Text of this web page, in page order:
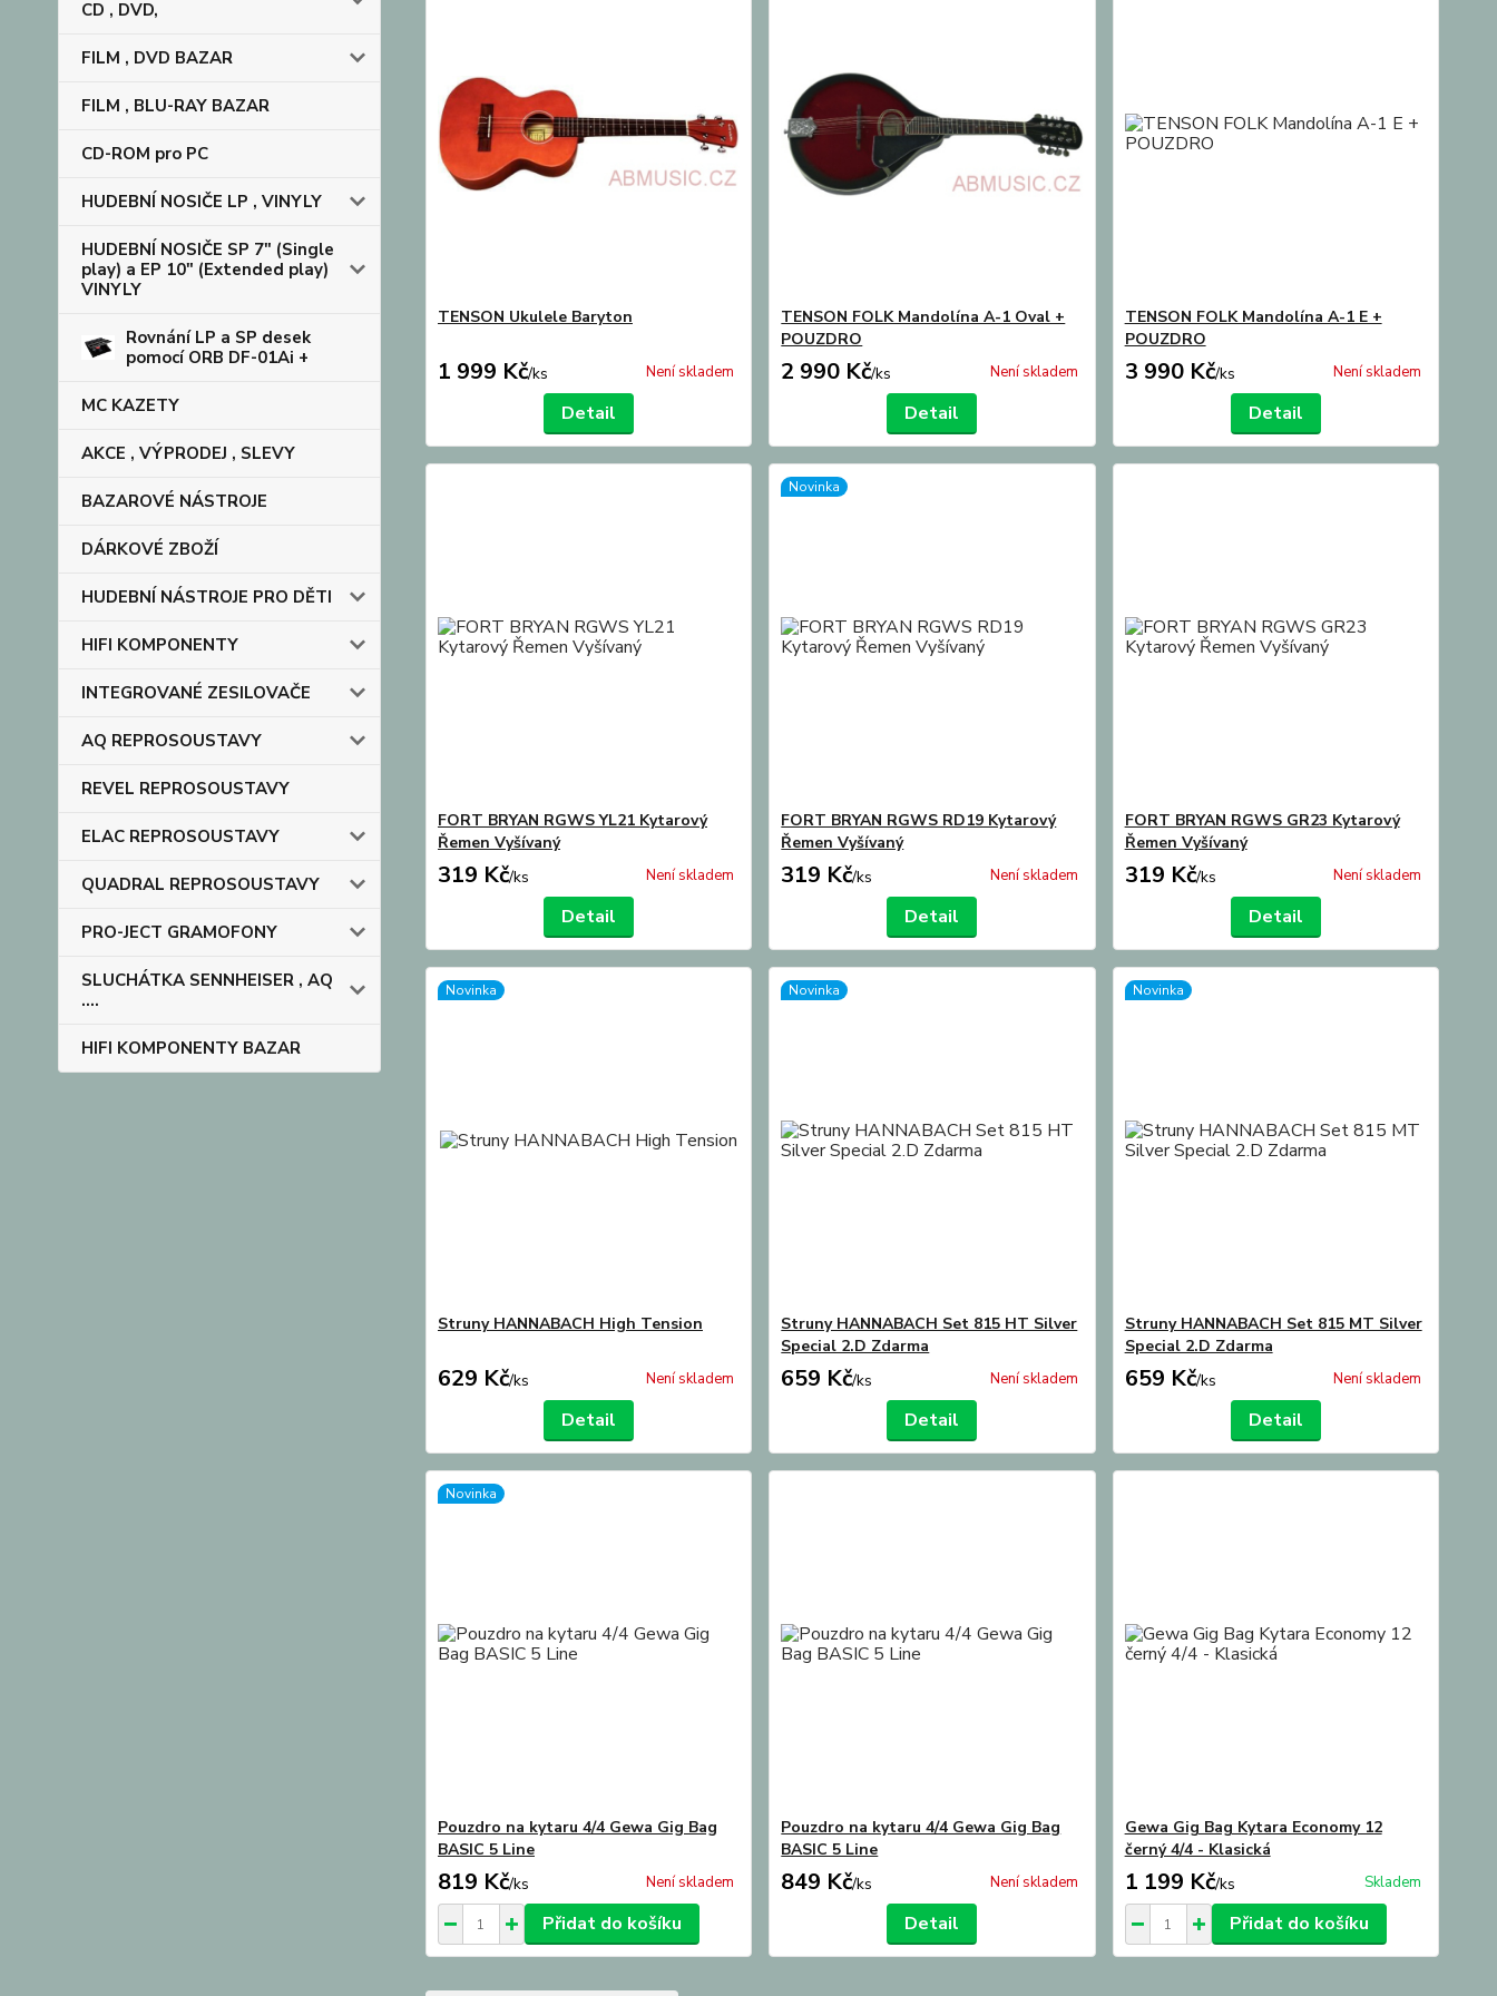
CD , DVD,
FILM , DVD BAZAR
FILM , BLU-RAY BAZAR
CD-ROM pro PC
HUDEBNÍ NOSIČE LP , VINYLY
HUDEBNÍ NOSIČE SP 7" (Single
play) a EP 10" (Extended play)
VINYLY
Rovnání LP a SP desek
pomocí ORB DF-01Ai +
MC KAZETY
AKCE , VÝPRODEJ , SLEVY
BAZAROVÉ NÁSTROJE
DÁRKOVÉ ZBOŽÍ
HUDEBNÍ NÁSTROJE PRO DĚTI
HIFI KOMPONENTY
INTEGROVANÉ ZESILOVAČE
AQ REPROSOUSTAVY
REVEL REPROSOUSTAVY
ELAC REPROSOUSTAVY
QUADRAL REPROSOUSTAVY
PRO-JECT GRAMOFONY
SLUCHÁTKA SENNHEISER , AQ
....
HIFI KOMPONENTY BAZAR
TENSON Ukulele Baryton
1 999 Kč/ks Není skladem
Detail
TENSON FOLK Mandolína A-1 Oval +
POUZDRO
2 990 Kč/ks Není skladem
Detail
TENSON FOLK Mandolína A-1 E +
POUZDRO
3 990 Kč/ks Není skladem
Detail
FORT BRYAN RGWS YL21 Kytarový
Řemen Vyšívaný
319 Kč/ks Není skladem
Detail
Novinka
FORT BRYAN RGWS RD19 Kytarový
Řemen Vyšívaný
319 Kč/ks Není skladem
Detail
FORT BRYAN RGWS GR23 Kytarový
Řemen Vyšívaný
319 Kč/ks Není skladem
Detail
Novinka
Struny HANNABACH High Tension
629 Kč/ks Není skladem
Detail
Novinka
Struny HANNABACH Set 815 HT Silver
Special 2.D Zdarma
659 Kč/ks Není skladem
Detail
Novinka
Struny HANNABACH Set 815 MT Silver
Special 2.D Zdarma
659 Kč/ks Není skladem
Detail
Novinka
Pouzdro na kytaru 4/4 Gewa Gig Bag
BASIC 5 Line
819 Kč/ks Není skladem
Přidat do košíku
Pouzdro na kytaru 4/4 Gewa Gig Bag
BASIC 5 Line
849 Kč/ks Není skladem
Detail
Gewa Gig Bag Kytara Economy 12
černý 4/4 - Klasická
1 199 Kč/ks Skladem
Přidat do košíku